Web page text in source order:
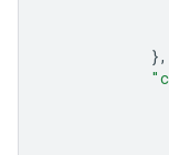
},